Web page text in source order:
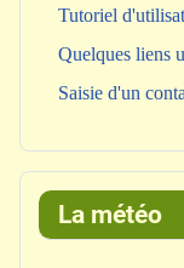
Tutoriel
Quelques liens
Saisie d'un
La météo